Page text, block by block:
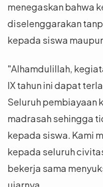
menegaskan bahwa
diselenggarakan
kepada siswa
"Alhamdulillah,
IX tahun ini dapat
Seluruh pembiayaan
madrasah sehingga
kepada siswa. Kami
kepada seluruh
bekerja sama
ujarnya.